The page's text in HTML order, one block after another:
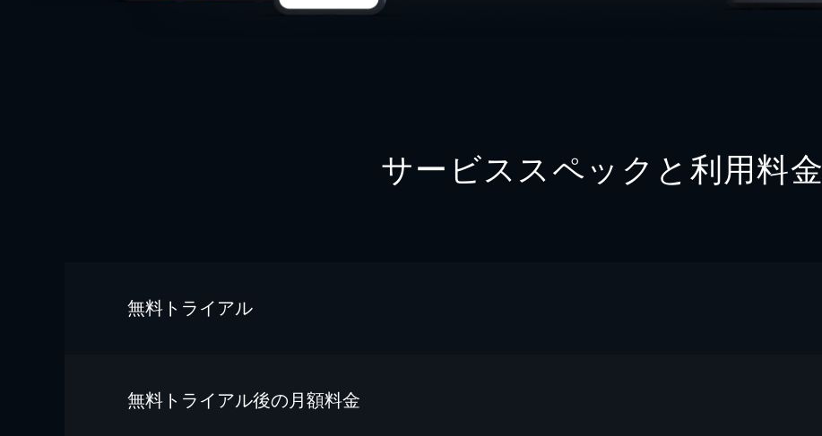
サービススペックと利用料金
無料トライアル
無料トライアル後の⽉額料金